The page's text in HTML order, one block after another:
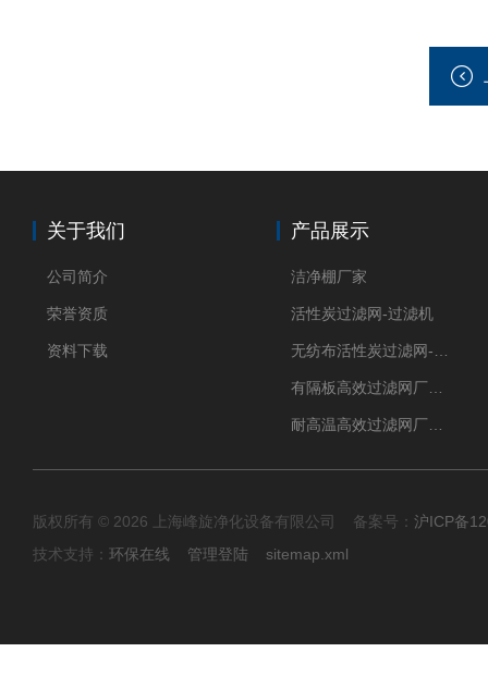
关于我们
公司简介
荣誉资质
资料下载
产品展示
洁净棚厂家
活性炭过滤网-过滤机
版权所有 © 2026 上海峰旋净化设备有限公司 备案号： 沪ICP备
技术支持： 环保在线 管理登陆 sitemap.xml